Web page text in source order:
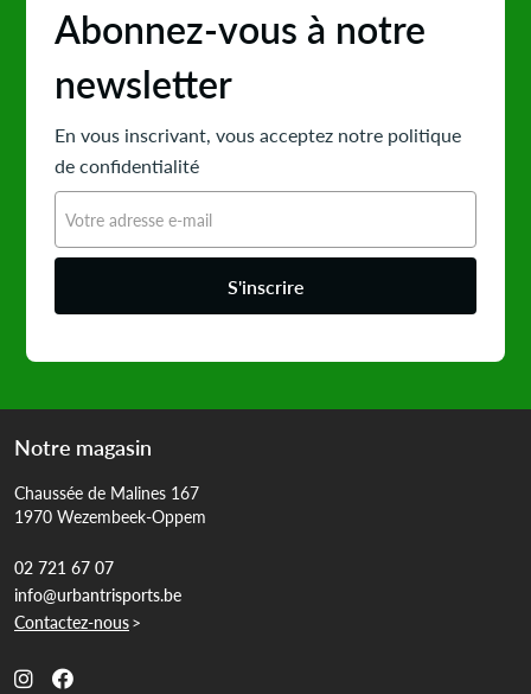
Abonnez-vous à notre
newsletter
En vous inscrivant, vous acceptez notre politique
de confidentialité
S'inscrire
Notre magasin
Chaussée de Malines 167
1970 Wezembeek-Oppem
02 721 67 07
info@urbantrisports.be
Contactez-nous>